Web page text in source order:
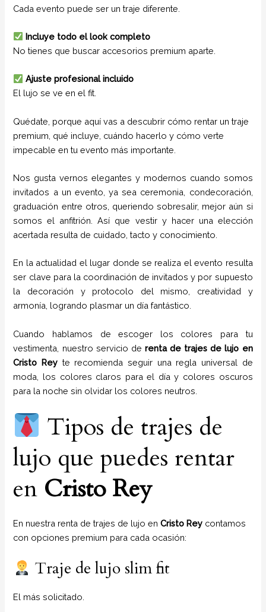
Cada evento puede ser un traje diferente.
Incluye todo el look completo
No tienes que buscar accesorios premium aparte.
Ajuste profesional incluido
El lujo se ve en el fit.
Quédate, porque aquí vas a descubrir cómo rentar un traje
premium, qué incluye, cuándo hacerlo y cómo verte
impecable en tu evento más importante.
Nos gusta vernos elegantes y modernos cuando somos
invitados a un evento, ya sea ceremonia, condecoración,
graduación entre otros, queriendo sobresalir, mejor aún si
somos el anfitrión. Así que vestir y hacer una elección
acertada resulta de cuidado, tacto y conocimiento.
En la actualidad el lugar donde se realiza el evento resulta
ser clave para la coordinación de invitados y por supuesto
la decoración y protocolo del mismo, creatividad y
armonía, logrando plasmar un día fantástico.
Cuando hablamos de escoger los colores para tu
vestimenta, nuestro servicio de renta de trajes de lujo en
Cristo Rey te recomienda seguir una regla universal de
moda, los colores claros para el día y colores oscuros
para la noche sin olvidar los colores neutros.
Tipos de trajes de
lujo que puedes rentar
en Cristo Rey
En nuestra renta de trajes de lujo enCristo Rey contamos
con opciones premium para cada ocasión:
Traje de lujo slim fit
El más solicitado.